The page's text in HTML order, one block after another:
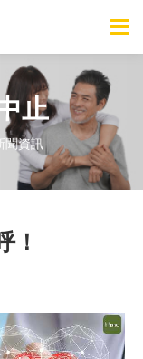
止
聞資訊
！